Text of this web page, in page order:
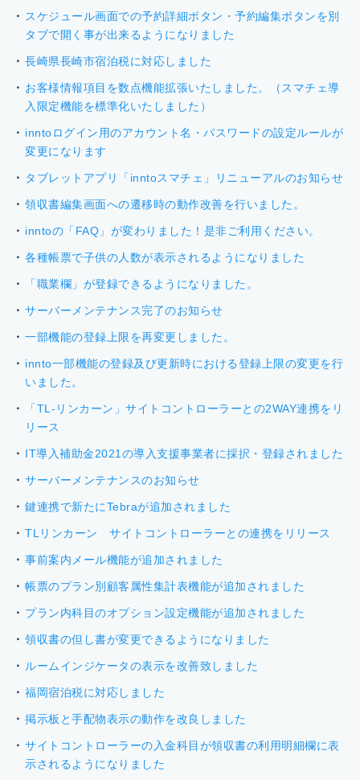
スケジュール画面での予約詳細ボタン・予約編集ボタンを別
タブで開く事が出来るようになりました
長崎県長崎市宿泊税に対応しました
お客様情報項目を数点機能拡張いたしました。（スマチェ導
入限定機能を標準化いたしました）
inntoログイン用のアカウント名・パスワードの設定ルールが
変更になります
タブレットアプリ「inntoスマチェ」リニューアルのお知らせ
領収書編集画面への遷移時の動作改善を行いました。
inntoの「FAQ」が変わりました！是非ご利用ください。
各種帳票で子供の人数が表示されるようになりました
「職業欄」が登録できるようになりました。
サーバーメンテナンス完了のお知らせ
一部機能の登録上限を再変更しました。
innto一部機能の登録及び更新時における登録上限の変更を行
いました。
「TL-リンカーン」サイトコントローラーとの2WAY連携をリ
リース
IT導入補助金2021の導入支援事業者に採択・登録されました
サーバーメンテナンスのお知らせ
鍵連携で新たにTebraが追加されました
TLリンカーン サイトコントローラーとの連携をリリース
事前案内メール機能が追加されました
帳票のプラン別顧客属性集計表機能が追加されました
プラン内科目のオプション設定機能が追加されました
領収書の但し書が変更できるようになりました
ルームインジケータの表示を改善致しました
福岡宿泊税に対応しました
掲示板と手配物表示の動作を改良しました
サイトコントローラーの入金科目が領収書の利用明細欄に表
示されるようになりました